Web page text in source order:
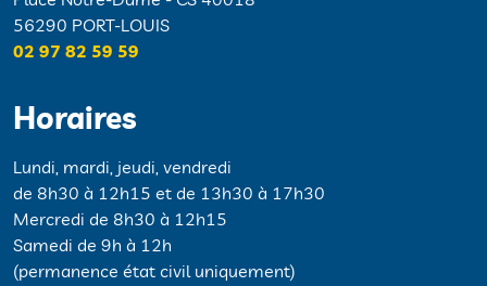
56290 PORT-LOUIS
02 97 82 59 59
Horaires
Lundi, mardi, jeudi, vendredi
de 8h30 à 12h15 et de 13h30 à 17h30
Mercredi de 8h30 à 12h15
Samedi de 9h à 12h
(permanence état civil uniquement)